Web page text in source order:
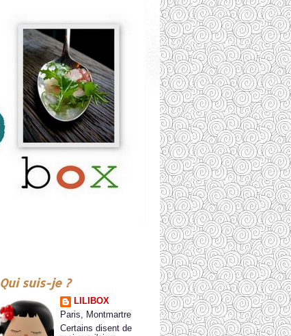
Qui suis-je ?
LILIBOX
Paris, Montmartre
Certains disent de